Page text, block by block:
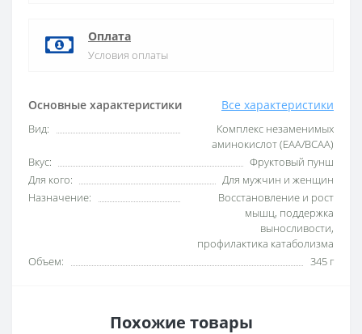
Основные характеристики Все характеристики
Вид:
Комплекс незаменимых
аминокислот (EAA/BCAA)
Вкус:
Фруктовый пунш
Для кого:
Для мужчин и женщин
Назначение:
Восстановление и рост
мышц, поддержка
выносливости,
профилактика катаболизма
Объем:
345 г
Оплата
Условия оплаты
Похожие товары